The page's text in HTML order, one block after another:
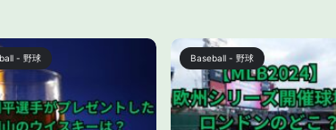
- 野球 Baseball - 野球